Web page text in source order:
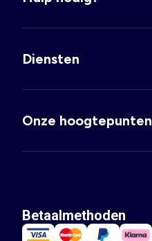
Diensten
Onze hoogtepunten
Betaalmethoden